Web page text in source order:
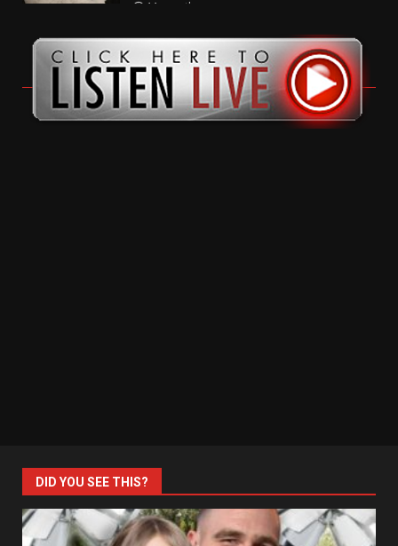
11 months ago
DID YOU SEE THIS?